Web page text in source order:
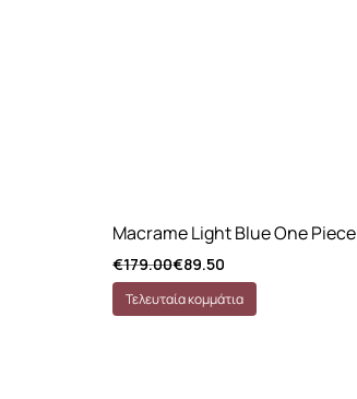
Macrame Light Blue One Piece
€179.00€89.50
Τελευταία κομμάτια